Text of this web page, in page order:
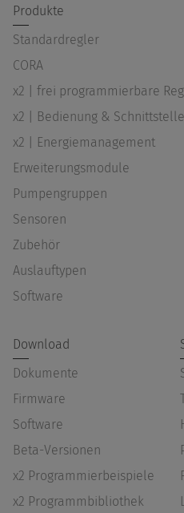
Produkte
Standardregler
CORA
x2 | frei programmierbare
x2 | Bedienung &
x2 | Energiemanagement
Erweiterungsmodule
Pumpengruppen
Sensoren
Zubehör
Auslauftypen
Software
Download
Dokumente
Firmware
Software
Beta-Versionen
x2 Programmierbeispiele
x2 Programmbibliothek